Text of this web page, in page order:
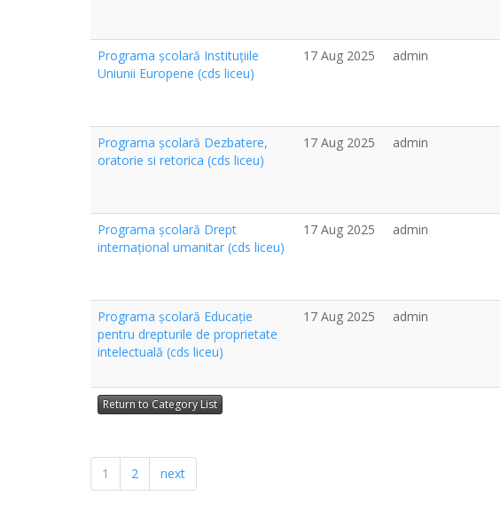
Programa școlară Instituțiile
Uniunii Europene (cds liceu)
17 Aug 2025 admin
Programa școlară Dezbatere,
oratorie si retorica (cds liceu)
17 Aug 2025 admin
Programa școlară Drept
internațional umanitar (cds liceu)
17 Aug 2025 admin
Programa școlară Educație
pentru drepturile de proprietate
intelectuală (cds liceu)
17 Aug 2025 admin
Return to Category List
1 2 next